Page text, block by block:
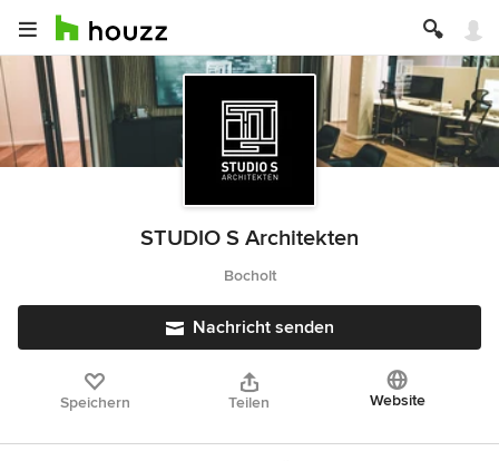
STUDIO S Architekten
Bocholt
Nachricht senden
Speichern Teilen Website